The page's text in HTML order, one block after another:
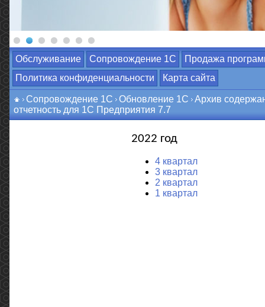
Обслуживание Сопровождение 1С
Продажа
Политика конфиденциальности
Карта сайта
Сопровождение 1С Обновление 1С
Архив
отчетность для 1С Предприятия 7.7
2022 год
4 квартал
3 квартал
2 квартал
1 квартал